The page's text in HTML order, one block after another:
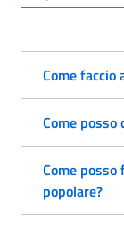
Come
Come posso
Come
popolare?